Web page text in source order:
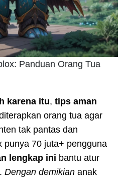
Panduan Orang Tua
karena itu, tips aman
orang tua agar
tak pantas dan
punya 70 juta+ pengguna
lengkap ini bantu atur
Dengan demikian anak